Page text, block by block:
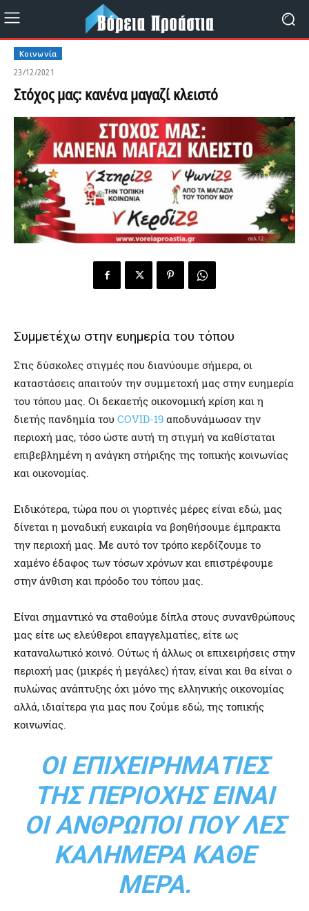
Κοινωνία
23/12/2021
Στόχος μας: κανένα μαγαζί κλειστό
Συμμετέχω στην ευημερία του τόπου
Στις δύσκολες στιγμές που διανύουμε σήμερα, οι
καταστάσεις απαιτούν την συμμετοχή μας στην ευημερία
του τόπου μας. Οι δεκαετής οικονομική κρίση και η
διετής πανδημία του COVID-19 αποδυνάμωσαν την
περιοχή μας, τόσο ώστε αυτή τη στιγμή να καθίσταται
επιβεβλημένη η ανάγκη στήριξης της τοπικής κοινωνίας
και οικονομίας.
Ειδικότερα, τώρα που οι γιορτινές μέρες είναι εδώ, μας
δίνεται η μοναδική ευκαιρία να βοηθήσουμε έμπρακτα
την περιοχή μας. Με αυτό τον τρόπο κερδίζουμε το
χαμένο έδαφος των τόσων χρόνων και επιστρέφουμε
στην άνθιση και πρόοδο του τόπου μας.
Είναι σημαντικό να σταθούμε δίπλα στους συνανθρώπους
μας είτε ως ελεύθεροι επαγγελματίες, είτε ως
καταναλωτικό κοινό. Ούτως ή άλλως οι επιχειρήσεις στην
περιοχή μας (μικρές ή μεγάλες) ήταν, είναι και θα είναι ο
πυλώνας ανάπτυξης όχι μόνο της ελληνικής οικονομίας
αλλά, ιδιαίτερα για μας που ζούμε εδώ, της τοπικής
κοινωνίας.
ΟΙ ΕΠΙΧΕΙΡΗΜΑΤΊΕΣ
ΤΗΣ ΠΕΡΙΟΧΉΣ ΕΊΝΑΙ
ΟΙ ΆΝΘΡΩΠΟΙ ΠΟΥ ΛΕΣ
ΚΑΛΗΜΈΡΑ ΚΆΘΕ
ΜΈΡΑ.